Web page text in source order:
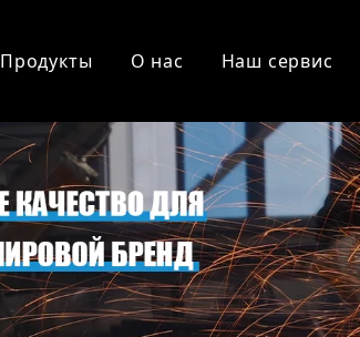
Продукты
Подстальная конструкция
О нас Наш сервис